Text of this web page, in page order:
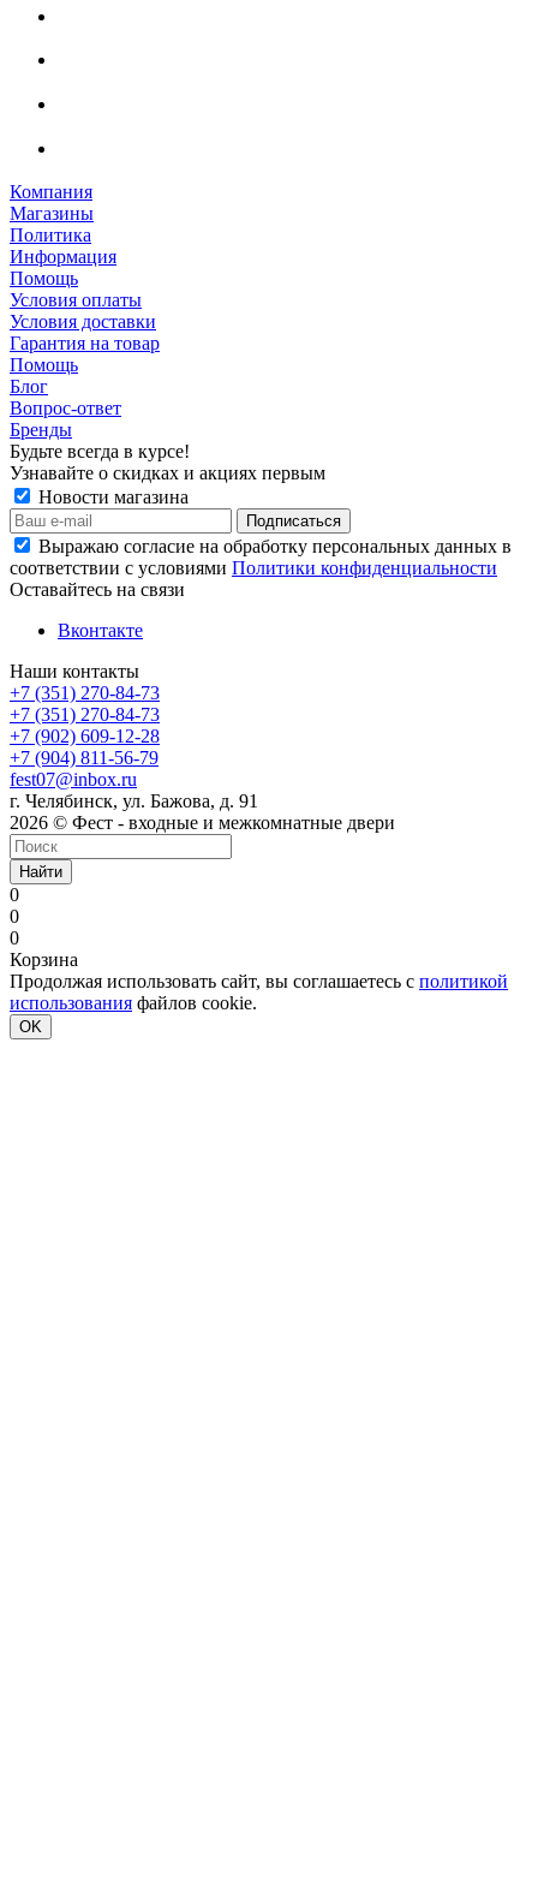
Компания
Магазины
Политика
Информация
Помощь
Условия оплаты
Условия доставки
Гарантия на товар
Помощь
Блог
Вопрос-ответ
Бренды
Будьте всегда в курсе!
Узнавайте о скидках и акциях первым
Новости магазина
Выражаю согласие на обработку персональных данных в
соответствии с условиями Политики конфиденциальности
Оставайтесь на связи
Вконтакте
Наши контакты
+7 (351) 270-84-73
+7 (351) 270-84-73
+7 (902) 609-12-28
+7 (904) 811-56-79
fest07@inbox.ru
г. Челябинск, ул. Бажова, д. 91
2026 © Фест - входные и межкомнатные двери
Найти
0
0
0
Корзина
Продолжая использовать сайт, вы соглашаетесь с политикой
использования файлов cookie.
OK